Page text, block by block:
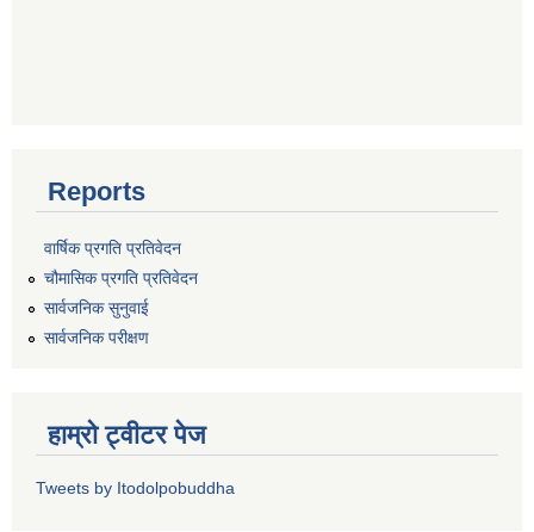
Reports
वार्षिक प्रगति प्रतिवेदन
चौमासिक प्रगति प्रतिवेदन
सार्वजनिक सुनुवाई
सार्वजनिक परीक्षण
हाम्रो ट्वीटर पेज
Tweets by Itodolpobuddha